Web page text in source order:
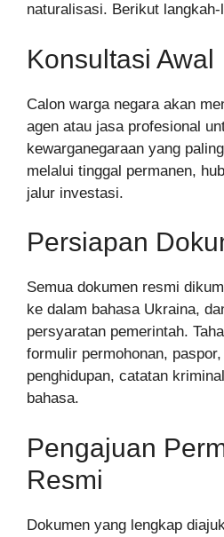
naturalisasi. Berikut
Konsultasi Awal
Calon warga negara akan
agen atau jasa profesional
kewarganegaraan yang
melalui tinggal permanen,
jalur investasi.
Persiapan
Semua dokumen resmi
ke dalam bahasa Ukraina,
persyaratan pemerintah.
formulir permohonan,
penghidupan, catatan
bahasa.
Pengajuan
Resmi
Dokumen yang lengkap